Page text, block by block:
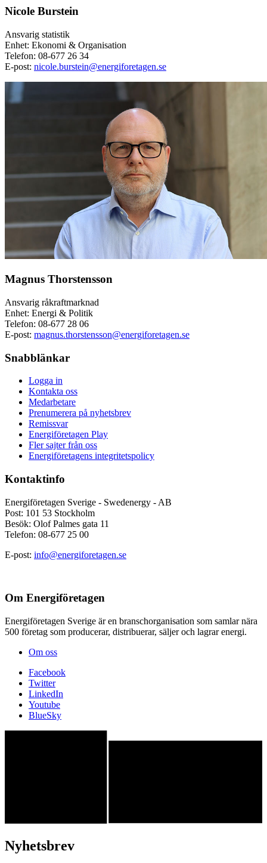
Nicole Burstein
Ansvarig statistik
Enhet: Ekonomi & Organisation
Telefon: 08-677 26 34
E-post: nicole.burstein@energiforetagen.se
Magnus Thorstensson
Ansvarig råkraftmarknad
Enhet: Energi & Politik
Telefon: 08-677 28 06
E-post: magnus.thorstensson@energiforetagen.se
Snabblänkar
Logga in
Kontakta oss
Medarbetare
Prenumerera på nyhetsbrev
Remissvar
Energiföretagen Play
Fler sajter från oss
Energiföretagens integritetspolicy
Kontaktinfo
Energiföretagen Sverige - Swedenergy - AB
Post: 101 53 Stockholm
Besök: Olof Palmes gata 11
Telefon: 08-677 25 00
E-post: info@energiforetagen.se
Om Energiföretagen
Energiföretagen Sverige är en branschorganisation som samlar nära
500 företag som producerar, distribuerar, säljer och lagrar energi.
Om oss
Facebook
Twitter
LinkedIn
Youtube
BlueSky
Nyhetsbrev